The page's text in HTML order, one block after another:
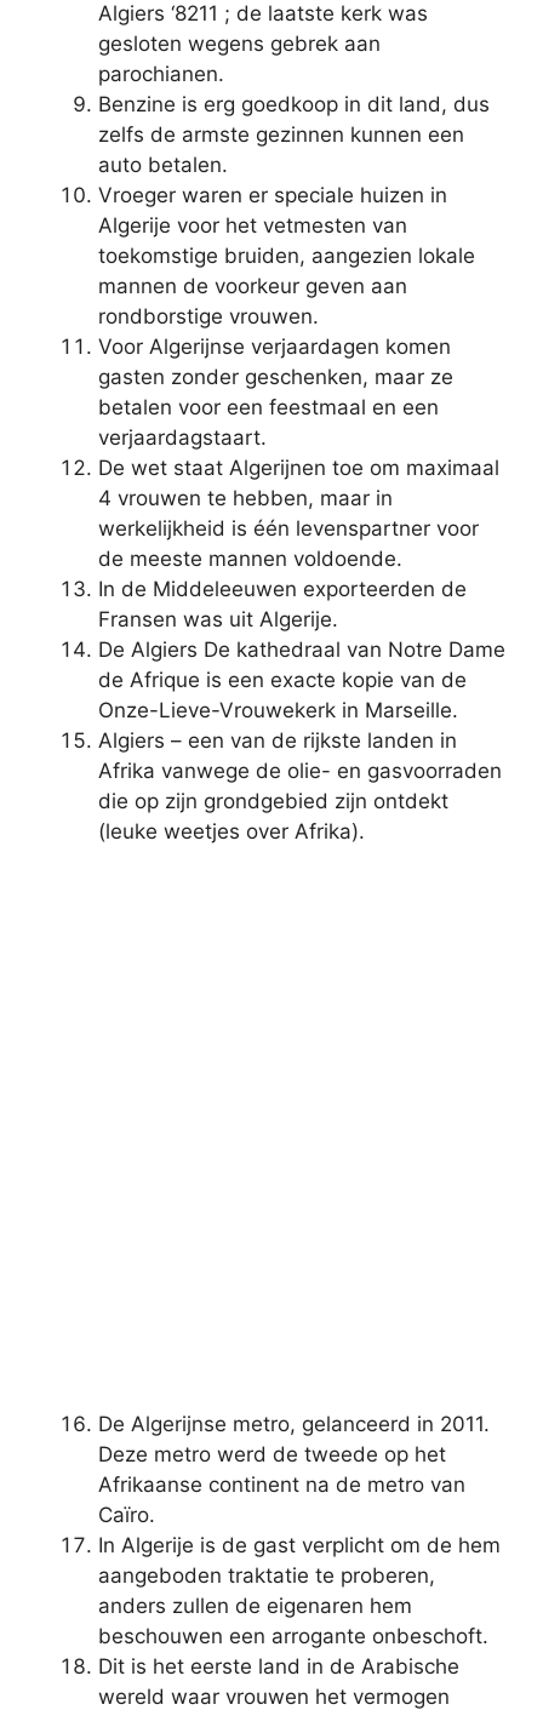
Algiers ‘8211 ; de laatste kerk was
gesloten wegens gebrek aan
parochianen.
Benzine is erg goedkoop in dit land, dus
zelfs de armste gezinnen kunnen een
auto betalen.
Vroeger waren er speciale huizen in
Algerije voor het vetmesten van
toekomstige bruiden, aangezien lokale
mannen de voorkeur geven aan
rondborstige vrouwen.
Voor Algerijnse verjaardagen komen
gasten zonder geschenken, maar ze
betalen voor een feestmaal en een
verjaardagstaart.
De wet staat Algerijnen toe om maximaal
4 vrouwen te hebben, maar in
werkelijkheid is één levenspartner voor
de meeste mannen voldoende.
In de Middeleeuwen exporteerden de
Fransen was uit Algerije.
De Algiers De kathedraal van Notre Dame
de Afrique is een exacte kopie van de
Onze-Lieve-Vrouwekerk in Marseille.
Algiers – een van de rijkste landen in
Afrika vanwege de olie- en gasvoorraden
die op zijn grondgebied zijn ontdekt
(leuke weetjes over Afrika).
De Algerijnse metro, gelanceerd in 2011.
Deze metro werd de tweede op het
Afrikaanse continent na de metro van
Caïro.
In Algerije is de gast verplicht om de hem
aangeboden traktatie te proberen,
anders zullen de eigenaren hem
beschouwen een arrogante onbeschoft.
Dit is het eerste land in de Arabische
wereld waar vrouwen het vermogen